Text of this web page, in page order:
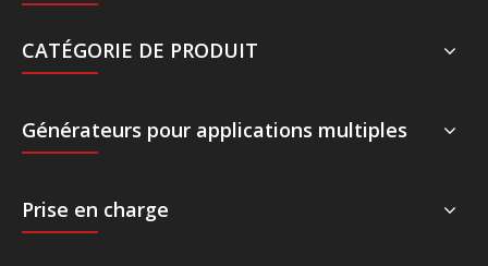
CATÉGORIE DE PRODUIT
Générateurs pour applications multiples
Prise en charge